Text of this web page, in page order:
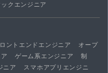
クエンジニア
ントエンドエンジニア
オープ
ゲーム系エンジニア
制
ニア
スマホアプリエンジニ